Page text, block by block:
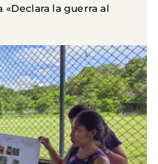
«Declara la guerra al